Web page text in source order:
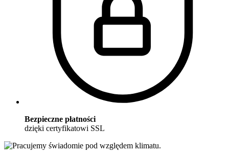
Bezpieczne płatności
dzięki certyfikatowi SSL